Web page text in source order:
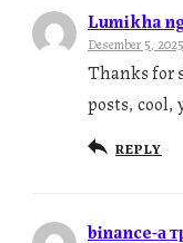
Lumikha
Desember 5,
Thanks for
posts, cool,
REPLY
binance-а